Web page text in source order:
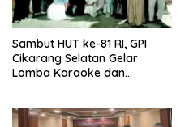
Sambut HUT ke-81 RI, GPI
Cikarang Selatan Gelar
Lomba Karaoke dan